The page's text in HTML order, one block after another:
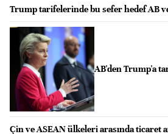
Trump tarifelerinde bu sefer hedef AB
AB'den Trump'a
Çin ve ASEAN ülkeleri arasında ticaret